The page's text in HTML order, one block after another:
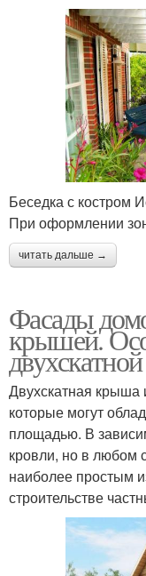
Беседка с костром
При оформлении
читать дальше →
Фасады
крышей.
Двухскатная крыша
которые могут
площадью. В
кровли, но в любом
наиболее простым
строительстве